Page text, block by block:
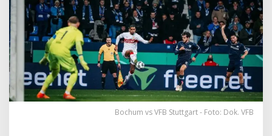
u
M
e
r
a
h
,
e
l
Bochum vs VFB Stuttgart - Foto: Dok. VFB